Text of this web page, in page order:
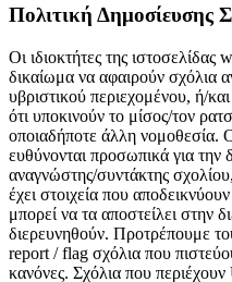
Πολιτική Δημοσίευσης
Οι ιδιοκτήτες της
δικαίωμα να αφαιρούν σχόλια
υβριστικού περιεχομένου, ή/
ότι υποκινούν το μίσος/τον
οποιαδήποτε άλλη νομοθεσία.
ευθύνονται προσωπικά για την
αναγνώστης/συντάκτης
έχει στοιχεία που
μπορεί να τα αποστείλει στην
διερευνηθούν. Προτρέπουμε
report / flag σχόλια που
κανόνες. Σχόλια που